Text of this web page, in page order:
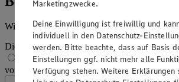
Wie hat es dir geschmeckt?
Die Bewertung wird automatisch gespeichert
1 von 5 Sternen
2 von 5 Sternen 3
von 5 Sternen
5 von 5 Sternen
Marketingzwecke.
Deine Einwilligung ist freiwillig und
individuell in den Datenschutz-
werden. Bitte beachte, dass auf Basis
Einstellungen ggf. nicht mehr alle
Verfügung stehen. Weitere Erklärungen